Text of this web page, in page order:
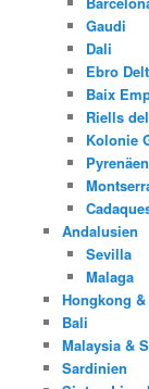
Gaudi
Dali
Ebro
Baix
Riells
Kolonie
Andalusien
Sevilla
Malaga
Hongkong
Bali
Malaysia &
Sardinien